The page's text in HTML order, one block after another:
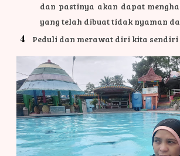
dan pastinya akan dapat
yang telah dibuat tidak nyaman
Peduli dan merawat diri kita sendiri